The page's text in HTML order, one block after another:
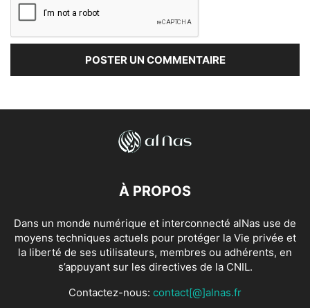
À PROPOS
Dans un monde numérique et interconnecté alNas use de
moyens techniques actuels pour protéger la Vie privée et
la liberté de ses utilisateurs, membres ou adhérents, en
s’appuyant sur les directives de la CNIL.
Contactez-nous: contact[@]alnas.fr